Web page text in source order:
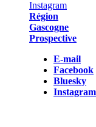
Région
Gascogne
Prospective
E-mail
Facebook
Bluesky
Instagram